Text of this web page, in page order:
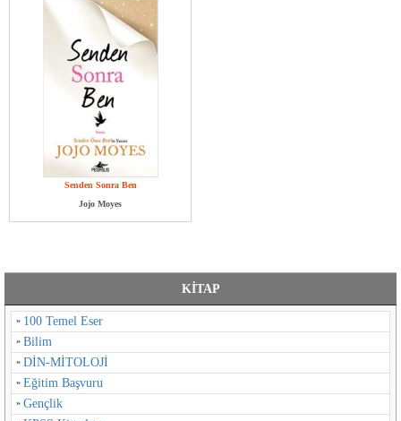
Senden Sonra Ben
Jojo Moyes
KİTAP
100 Temel Eser
Bilim
DİN-MİTOLOJİ
Eğitim Başvuru
Gençlik